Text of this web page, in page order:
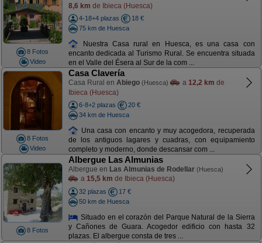
8 Fotos
Video
8,6 km de Ibieca (Huesca)
4-18+4 plazas
18 €
75 km de Huesca
Nuestra Casa rural en Huesca, es una casa con
encanto dedicada al Turismo Rural. Se encuentra situada
en el Valle del Ésera al Sur de la com ...
8 Fotos
Video
Casa Clavería
Casa Rural en Abiego (Huesca) a 12,2 km de
Ibieca (Huesca)
6-8+2 plazas
20 €
34 km de Huesca
Una casa con encanto y muy acogedora, recuperada
de los antiguos lagares y cuadras, con equipamiento
completo y moderno, donde descansar com ...
8 Fotos
Albergue Las Almunias
Albergue en Las Almunias de Rodellar (Huesca)
a 15,5 km de Ibieca (Huesca)
32 plazas
17 €
50 km de Huesca
Situado en el corazón del Parque Natural de la Sierra
y Cañones de Guara. Acogedor edificio con hasta 32
plazas. El albergue consta de tres ...